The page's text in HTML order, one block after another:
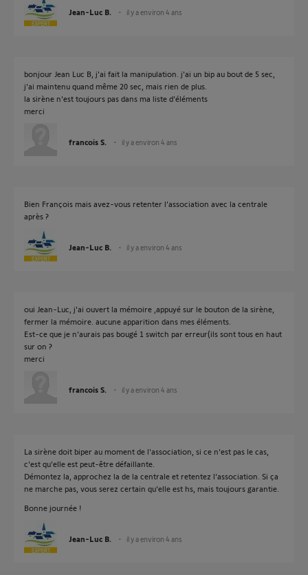
Jean-Luc B. il y a environ 4 ans
bonjour Jean Luc B, j'ai fait la manipulation. j'ai un bip au bout de 5 sec,
j'ai maintenu quand même 20 sec, mais rien de plus.
la sirène n'est toujours pas dans ma liste d’éléments
merci
francois S. il y a environ 4 ans
Bien François mais avez-vous retenter l'association avec la centrale
après ?
Jean-Luc B. il y a environ 4 ans
oui Jean-Luc, j'ai ouvert la mémoire ,appuyé sur le bouton de la sirène,
fermer la mémoire. aucune apparition dans mes éléments.
Est-ce que je n'aurais pas bougé 1 switch par erreur(ils sont tous en haut
sur on ?
merci
francois S. il y a environ 4 ans
La sirène doit biper au moment de l'association, si ce n'est pas le cas,
c'est qu'elle est peut-être défaillante.
Démontez la, approchez la de la centrale et retentez l'association. Si ça
ne marche pas, vous serez certain qu'elle est hs, mais toujours garantie.
Bonne journée !
Jean-Luc B. il y a environ 4 ans